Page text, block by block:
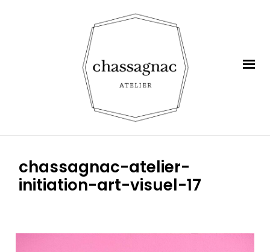
chassagnac-atelier-
initiation-art-visuel-17